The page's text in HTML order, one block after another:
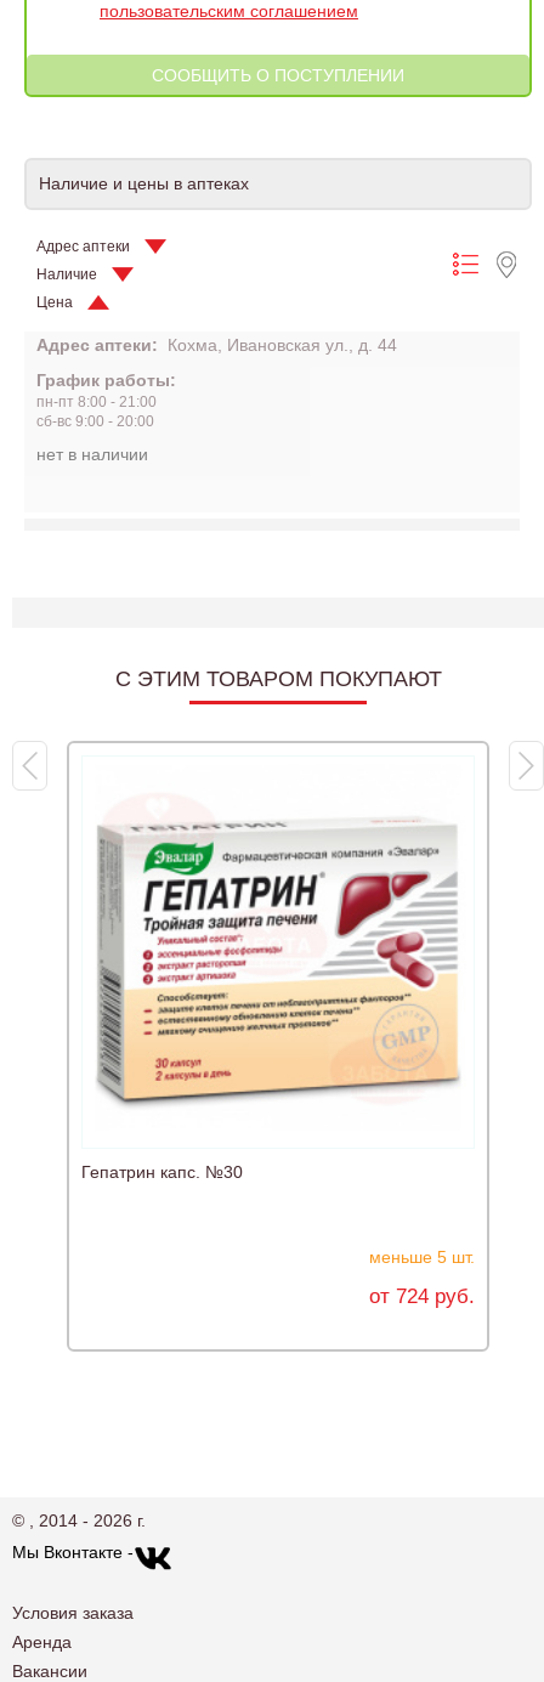
пользовательским соглашением
Наличие и цены в аптеках
Адрес аптеки
Наличие
Цена
Адрес аптеки:
Кохма, Ивановская ул., д. 44
График работы:
пн-пт 8:00 - 21:00
сб-вс 9:00 - 20:00
нет в наличии
C ЭТИМ ТОВАРОМ ПОКУПАЮТ
Гепатрин капс. №30
меньше 5 шт.
от 724 руб.
© , 2014 - 2026 г.
Мы Вконтакте -
Условия заказа
Аренда
Вакансии